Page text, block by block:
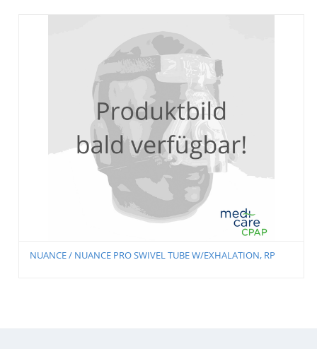
Nuance Pro Frame, Rp